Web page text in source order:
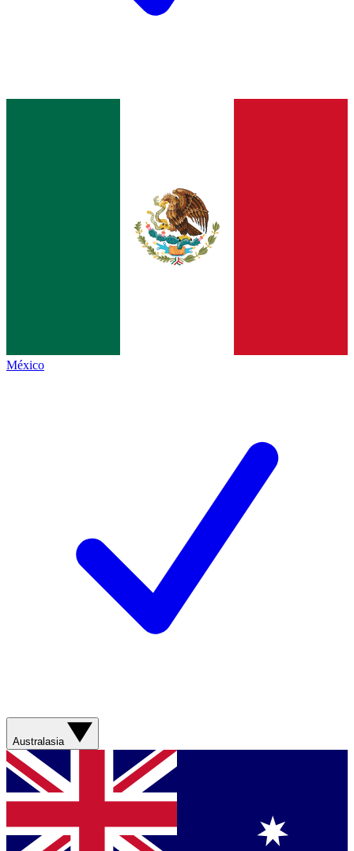
México
Australasia